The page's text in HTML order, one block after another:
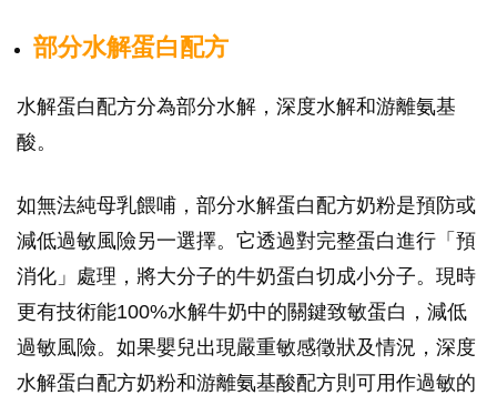
部分水解蛋白配方
水解蛋白配方分為部分水解，深度水解和游離氨基
酸。
如無法純母乳餵哺，部分水解蛋白配方奶粉是預防或
減低過敏風險另一選擇。它透過對完整蛋白進行「預
消化」處理，將大分子的牛奶蛋白切成小分子。現時
更有技術能100%水解牛奶中的關鍵致敏蛋白，減低
過敏風險。如果嬰兒出現嚴重敏感徵狀及情況，深度
水解蛋白配方奶粉和游離氨基酸配方則可用作過敏的